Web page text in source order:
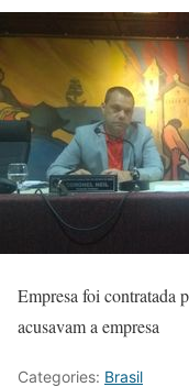
Empresa foi contratada
acusavam a empresa
Categories: Brasil